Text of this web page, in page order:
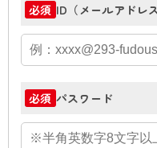
必須 ID（メールアドレス
必須 パスワード